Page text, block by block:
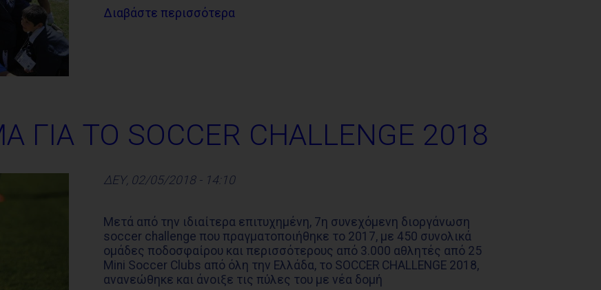
Διαβάστε περισσότερα
ΤΟ SOCCER CHALLENGE 2018
ΔΕΥ, 02/05/2018 - 14:10
Μετά από την ιδιαίτερα επιτυχημένη, 7η συνεχόμενη διοργάνωση
soccer challenge που πραγματοποιήθηκε το 2017, με 450 συνολικά
ομάδες ποδοσφαίρου και περισσότερους από 3.000 αθλητές από 25
Mini Soccer Clubs από όλη την Ελλάδα, το SOCCER CHALLENGE 2018,
ανανεώθηκε και άνοιξε τις πύλες του με νέα δομή